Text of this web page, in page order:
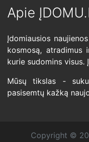
Apie
Įdomiausios
kosmosą, atradimus
kurie sudomins visus.
Mūsų tikslas -
pasisemtų kažką
Copyright ©